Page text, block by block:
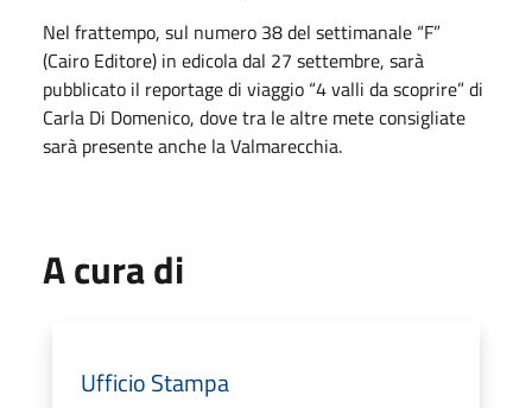
Nel frattempo, sul numero 38 del settimanale “F”
(Cairo Editore) in edicola dal 27 settembre, sarà
pubblicato il reportage di viaggio “4 valli da scoprire” di
Carla Di Domenico, dove tra le altre mete consigliate
sarà presente anche la Valmarecchia.
A cura di
Ufficio Stampa